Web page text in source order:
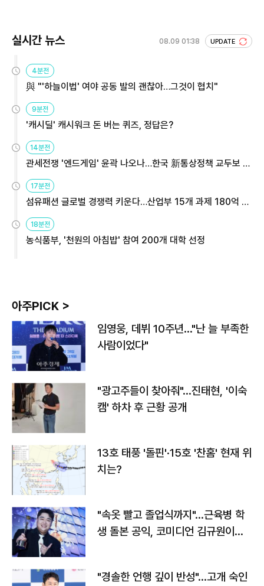
실시간 뉴스 08.09 01:38 UPDATE
4분전
與 "'하늘이법' 여야 공동 발의 괜찮아…그것이 협치"
9분전
'캐시딜' 캐시워크 돈 버는 퀴즈, 정답은?
14분전
관세전쟁 '엔드게임' 윤곽 나오나…한국 新통상정책 교두보 활
용해야
17분전
섬유패션 글로벌 경쟁력 키운다…산업부 15개 과제 180억 지
원
18분전
농식품부, '천원의 아침밥' 참여 200개 대학 선정
아주PICK >
임영웅, 데뷔 10주년…"난 늘 부족한
사람이었다"
"광고주들이 찾아줘"…진태현, '이숙
캠' 하차 후 근황 공개
13호 태풍 '돌핀'·15호 '찬홈' 현재 위
치는?
"속옷 빨고 졸업식까지"…근육병 학
생 돌본 공익, 코미디언 김규원이었
"경솔한 언행 깊이 반성"…고개 숙인